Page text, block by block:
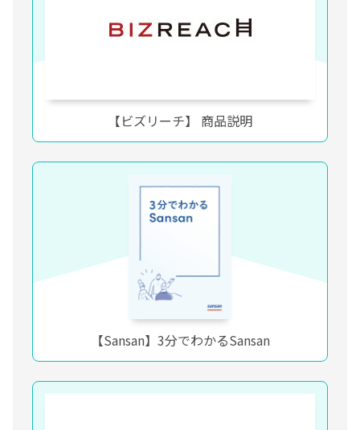
【ビズリーチ】 商品説明
【Sansan】3分でわかるSansan